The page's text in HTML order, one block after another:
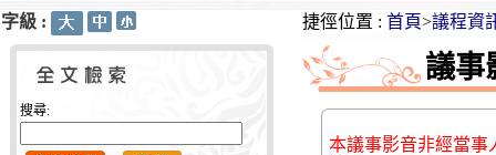
字級 :
搜尋:
捷徑位置 : 首頁>議程資
議事
本議事影音非經當事